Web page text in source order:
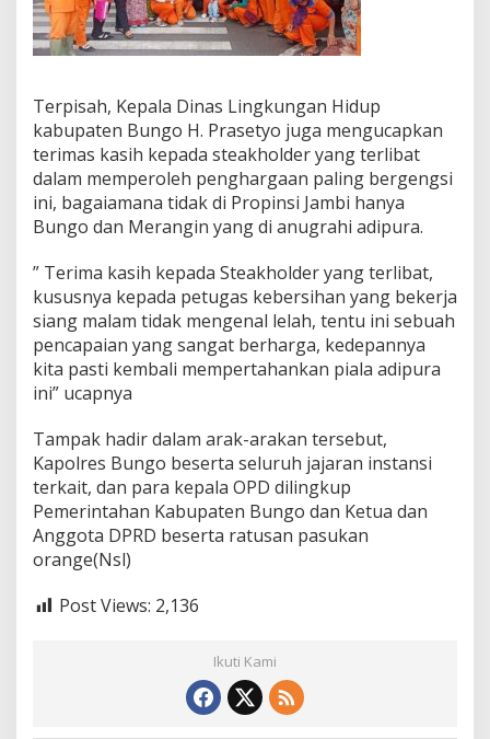
Terpisah, Kepala Dinas Lingkungan Hidup
kabupaten Bungo H. Prasetyo juga mengucapkan
terimas kasih kepada steakholder yang terlibat
dalam memperoleh penghargaan paling bergengsi
ini, bagaiamana tidak di Propinsi Jambi hanya
Bungo dan Merangin yang di anugrahi adipura.
” Terima kasih kepada Steakholder yang terlibat,
kususnya kepada petugas kebersihan yang bekerja
siang malam tidak mengenal lelah, tentu ini sebuah
pencapaian yang sangat berharga, kedepannya
kita pasti kembali mempertahankan piala adipura
ini” ucapnya
Tampak hadir dalam arak-arakan tersebut,
Kapolres Bungo beserta seluruh jajaran instansi
terkait, dan para kepala OPD dilingkup
Pemerintahan Kabupaten Bungo dan Ketua dan
Anggota DPRD beserta ratusan pasukan
orange(Nsl)
Post Views: 2,136
Ikuti Kami